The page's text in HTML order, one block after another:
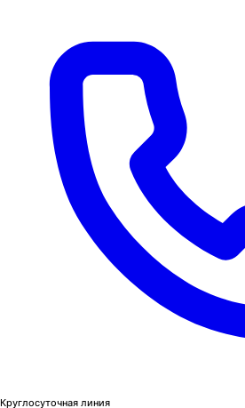
Круглосуточная линия